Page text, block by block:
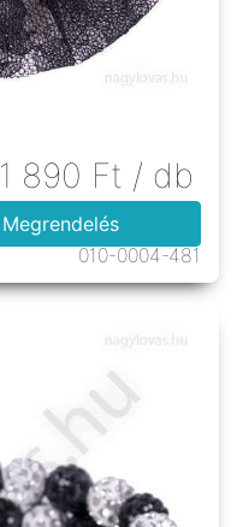
1 890 Ft / db
Megrendelés
010-0004-481